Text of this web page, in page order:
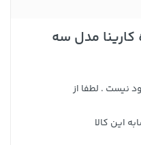
مدل سه
نیست . لطفا از
این کالا